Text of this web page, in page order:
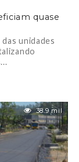
quase
unidades
38.9 mil